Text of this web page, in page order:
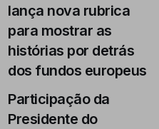
lança nova rubrica
para mostrar as
histórias por detrás
dos fundos europeus
Participação da
Presidente do